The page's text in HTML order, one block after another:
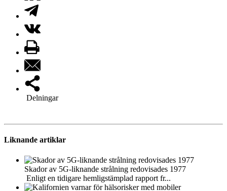
Delningar
Liknande artiklar
Skador av 5G-liknande strålning redovisades 1977
Enligt en tidigare hemligstämplad rapport fr...